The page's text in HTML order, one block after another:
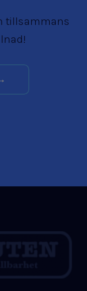
tillsammans